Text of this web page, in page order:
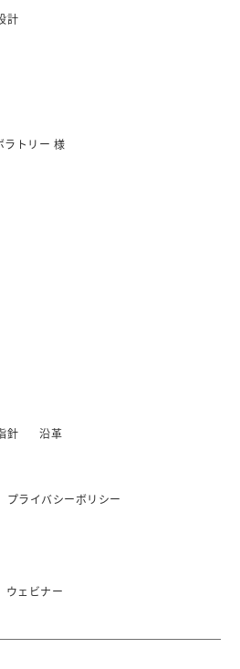
計
ラトリー 様
針 沿革
プライバシーボリシー
ウェビナー